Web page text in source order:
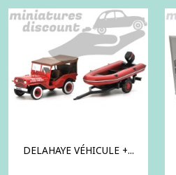
DELAHAYE VÉHICULE +...